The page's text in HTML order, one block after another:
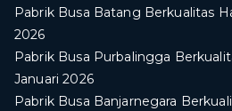
Pabrik Busa Batang Berkualitas
2026
Pabrik Busa Purbalingga
Januari 2026
Pabrik Busa Banjarnegara